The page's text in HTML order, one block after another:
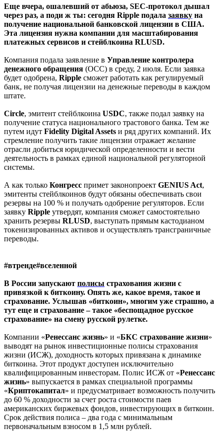
Еще вчера, ошалевший от абьюза, SEC-протокол дышал
через раз, а поди ж ты: сегодня Ripple подала заявку на
получение национальной банковской лицензии в США.
Эта лицензия нужна компании для масштабирования
платежных сервисов и стейблкоина RLUSD.
Компания подала заявление в Управление контролера
денежного обращения (OCC) в среду, 2 июля. Если заявка
будет одобрена, Ripple сможет работать как регулируемый
банк, не получая лицензии на денежные переводы в каждом
штате.
Circle, эмитент стейблкоина USDC, также подал заявку на
получение статуса национального трастового банка. Тем же
путем идут Fidelity Digital Assets и ряд других компаний. Их
стремление получить такие лицензии отражает желание
отрасли добиться юридической определенности и вести
деятельность в рамках единой национальной регуляторной
системы.
А как только Конгресс примет законопроект GENIUS Act,
эмитенты стейблкоинов будут обязаны обеспечивать свои
резервы на 100 % и получать одобрение регуляторов. Если
заявку Ripple утвердят, компания сможет самостоятельно
хранить резервы RLUSD, выступать прямым кастодианом
токенизированных активов и осуществлять трансграничные
переводы.
#втренде#вселенной
В России запускают полисы страхования жизни с
привязкой к биткоину. Опять же, какое время, такое и
страхование. Услышав «биткоин», многим уже страшно, а
тут еще и страхование – такое «беспощадное русское
страхование» на смену русской рулетке.
Компании «Ренессанс жизнь» и «БКС страхование жизни»
выводят на рынок инвестиционные полисы страхования
жизни (ИСЖ), доходность которых привязана к динамике
биткоина. Этот продукт доступен исключительно
квалифицированным инвесторам. Полис ИСЖ от «Ренессанс
жизнь» выпускается в рамках специальной программы
«Криптокапитал» и предусматривает возможность получить
до 60 % доходности за счет роста стоимости паев
американских биржевых фондов, инвестирующих в биткоин.
Срок действия полиса – два года с минимальным
первоначальным взносом в 1,5 млн рублей.